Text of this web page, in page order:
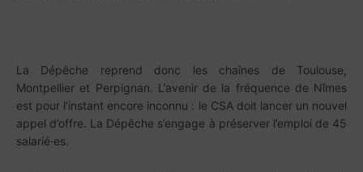
La Dépêche reprend donc les chaînes de Toulouse,
Montpellier et Perpignan. L’avenir de la fréquence de Nîmes
est pour l’instant encore inconnu : le CSA doit lancer un nouvel
appel d’offre. La Dépêche s’engage à préserver l’emploi de 45
salarié·es.